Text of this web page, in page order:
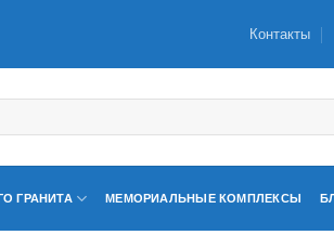
Контакты
ГРАНИТА МЕМОРИАЛЬНЫЕ КОМПЛЕКСЫ